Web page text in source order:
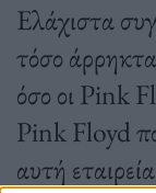
Ελάχιστα
τόσο
όσο οι Pink
Pink Floyd
αυτή